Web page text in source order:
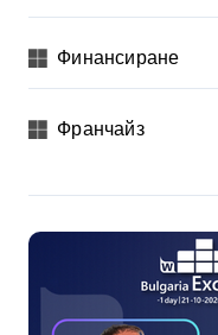
Финансиране
Франчайз